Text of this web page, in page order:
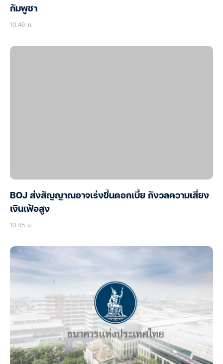
กัมพูชา
10:46 น.
BOJ ส่งสัญญาณอาจเร่งขึ้นดอกเบี้ย กังวลความเสี่ยง
เงินเฟ้อสูง
10:45 น.